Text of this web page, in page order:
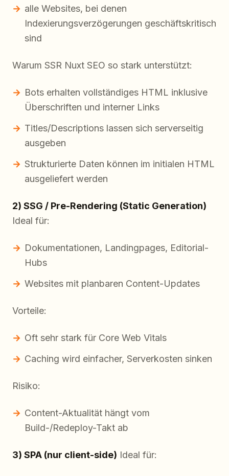
alle Websites, bei denen
Indexierungsverzögerungen geschäftskritisch
sind
Warum SSR Nuxt SEO so stark unterstützt:
Bots erhalten vollständiges HTML inklusive
Überschriften und interner Links
Titles/Descriptions lassen sich serverseitig
ausgeben
Strukturierte Daten können im initialen HTML
ausgeliefert werden
2) SSG / Pre-Rendering (Static Generation)
Ideal für:
Dokumentationen, Landingpages, Editorial-
Hubs
Websites mit planbaren Content-Updates
Vorteile:
Oft sehr stark für Core Web Vitals
Caching wird einfacher, Serverkosten sinken
Risiko:
Content-Aktualität hängt vom
Build-/Redeploy-Takt ab
3) SPA (nur client-side) Ideal für: